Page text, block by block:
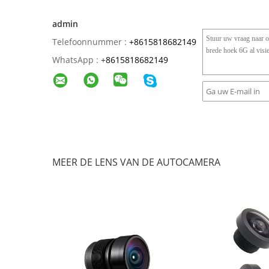
admin
Telefoonnummer : +8615818682149
WhatsApp : +8615818682149
MEER DE LENS VAN DE AUTOCAMERA